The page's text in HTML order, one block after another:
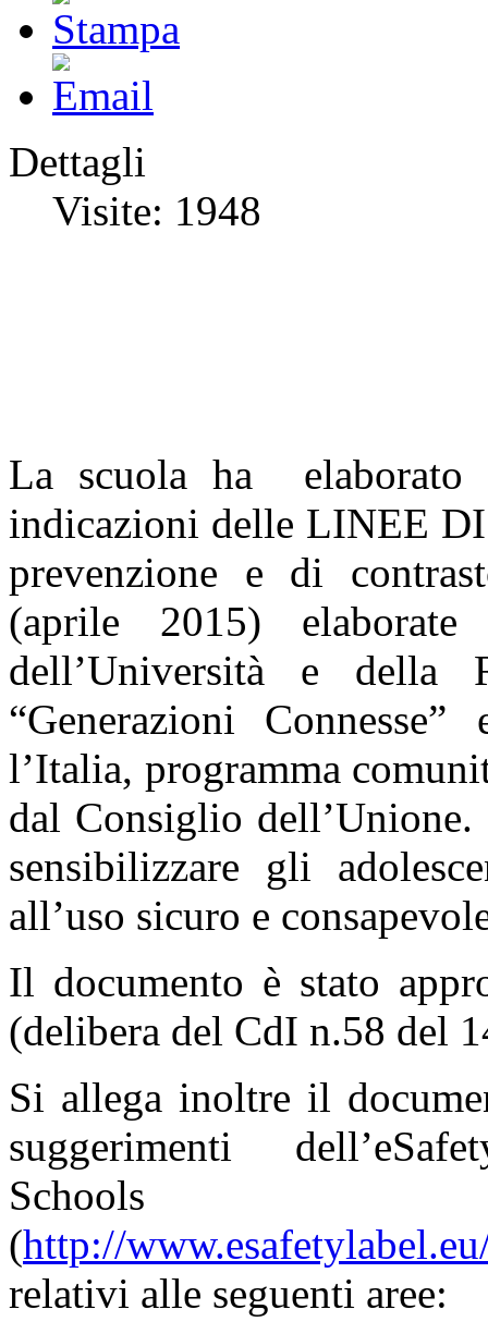
Dettagli
Visite: 1948
La scuola ha elaborato
indicazioni delle LINEE
prevenzione e di
(aprile 2015)
dell’Università e della
“Generazioni
l’Italia, programma
dal Consiglio
sensibilizzare gli
all’uso sicuro e
Il documento è stato
(delibera del CdI n.58 del
Si allega inoltre il
suggerimenti
Schools
(http://
relativi alle seguenti aree: